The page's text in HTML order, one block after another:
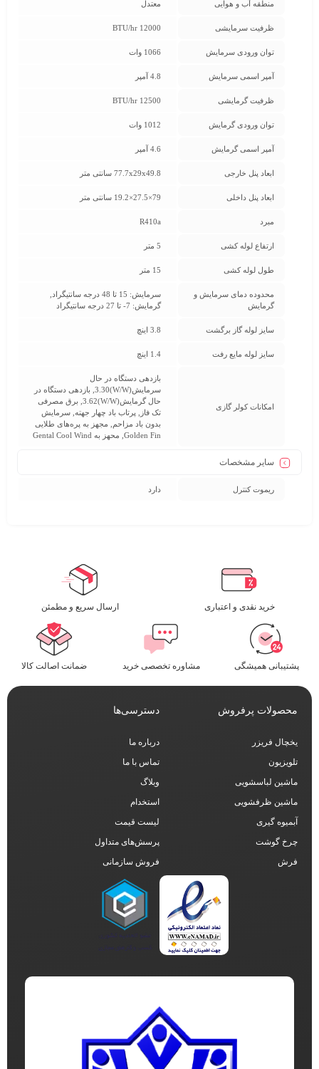
منطقه آب و هوایی معتدل
ظرفیت سرمایشی 12000 BTU/hr
توان ورودی سرمایش 1066 وات
آمپر اسمی سرمایش 4.8 آمپر
ظرفیت گرمایشی 12500 BTU/hr
توان ورودی گرمایش 1012 وات
آمپر اسمی گرمایش 4.6 آمپر
ابعاد پنل خارجی 77.7x29x49.8 سانتی متر
ابعاد پنل داخلی 79×27.5×19.2 سانتی متر
مبرد R410a
ارتفاع لوله کشی 5 متر
طول لوله کشی 15 متر
محدوده دمای سرمایش و
گرمایش
سرمایش: 15 تا 48 درجه سانتیگراد,
گرمایش: 7- تا 27 درجه سانتیگراد
سایز لوله گاز برگشت 3.8 اینچ
سایز لوله مایع رفت 1.4 اینچ
امکانات کولر گازی
بازدهی دستگاه در حال
سرمایش(W/W)3.30, بازدهی دستگاه در
حال گرمایش(W/W)3.62, برق مصرفی
تک فاز, پرتاب باد چهار جهته, سرمایش
بدون باد مزاحم, مجهز به پره‌های طلایی
Golden Fin, محهز به Gental Cool Wind
سایر مشخصات
ریموت کنترل دارد
خرید نقدی و اعتباری ارسال سریع و مطمئن​
پشتیبانی همیشگی مشاوره تخصصی خرید ضمانت اصالت کالا
محصولات پرفروش
یخچال فریزر
تلویزیون
ماشین لباسشویی
ماشین ظرفشویی
آبمیوه گیری
چرخ گوشت
فرش
دسترسی‌ها
درباره ما
تماس با ما
وبلاگ
استخدام
لیست قیمت
پرسش‌های متداول
فروش سازمانی